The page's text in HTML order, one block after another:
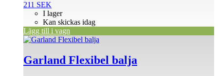
211 SEK
I lager
Kan skickas idag
Lägg till i vagn
Garland Flexibel balja
Den
produkten
har